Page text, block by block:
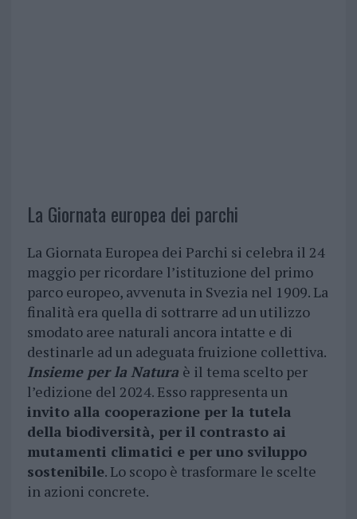
La Giornata europea dei parchi
La Giornata Europea dei Parchi si celebra il 24
maggio per ricordare l’istituzione del primo
parco europeo, avvenuta in Svezia nel 1909. La
finalità era quella di sottrarre ad un utilizzo
smodato aree naturali ancora intatte e di
destinarle ad un adeguata fruizione collettiva.
Insieme per la Natura è il tema scelto per
l’edizione del 2024. Esso rappresenta un
invito alla cooperazione per la tutela
della biodiversità, per il contrasto ai
mutamenti climatici e per uno sviluppo
sostenibile. Lo scopo è trasformare le scelte
in azioni concrete.